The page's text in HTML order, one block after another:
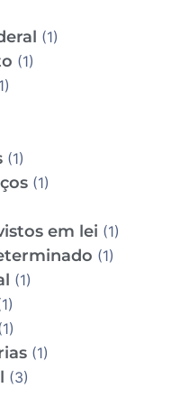
(1)
(1)
(1)
(1)
em lei (1)
(1)
(1)
(1)
(3)